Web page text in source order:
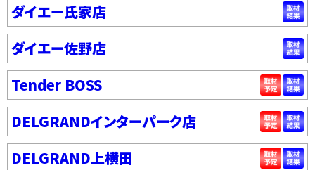
ダイエー氏家店
ダイエー佐野店
Tender BOSS
DELGRANDインターパーク店
DELGRAND上横田